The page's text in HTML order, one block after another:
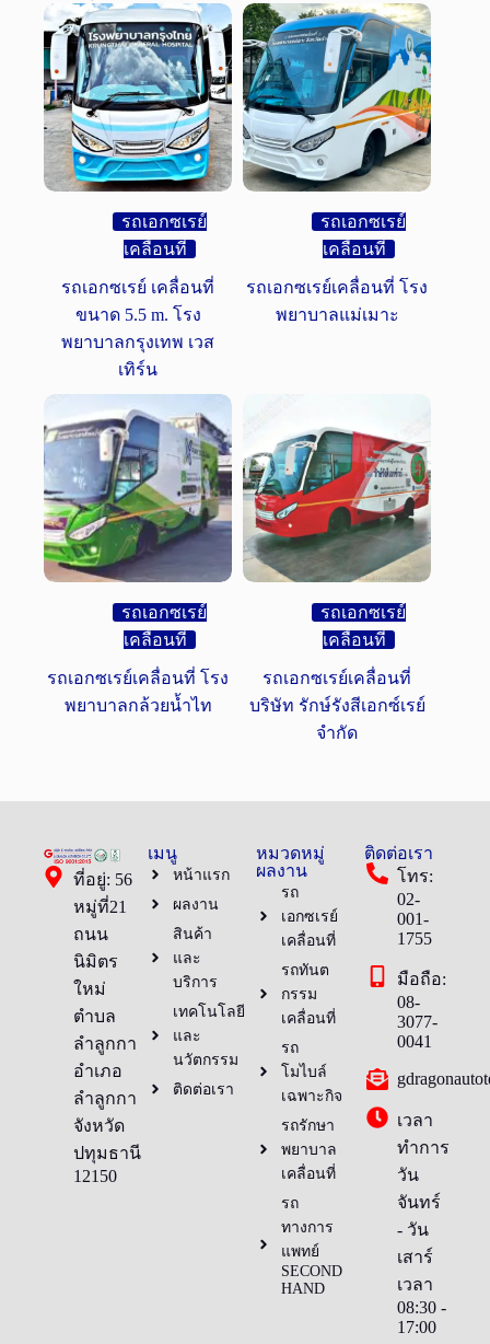
รถเอกซเรย์
เคลื่อนที่
รถเอกซเรย์ เคลื่อนที่
ขนาด 5.5 m. โรง
พยาบาลกรุงเทพ เวส
เทิร์น
รถเอกซเรย์
เคลื่อนที่
รถเอกซเรย์เคลื่อนที่ โรง
พยาบาลแม่เมาะ
รถเอกซเรย์
เคลื่อนที่
รถเอกซเรย์เคลื่อนที่ โรง
พยาบาลกล้วยน้ำไท
รถเอกซเรย์
เคลื่อนที่
รถเอกซเรย์เคลื่อนที่
บริษัท รักษ์รังสีเอกซ์เรย์
จำกัด
ที่อยู่: 56
หมู่ที่21
ถนน
นิมิตร
ใหม่
ตำบล
ลำลูกกา
อำเภอ
ลำลูกกา
จังหวัด
ปทุมธานี
12150
เมนู
หน้าแรก
ผลงาน
สินค้า
และ
บริการ
เทคโนโลยี
และ
นวัตกรรม
ติดต่อเรา
หมวดหมู่
ผลงาน
รถ
เอกซเรย์
เคลื่อนที่
รถทันต
กรรม
เคลื่อนที่
รถ
โมไบล์
เฉพาะกิจ
รถรักษา
พยาบาล
เคลื่อนที่
รถ
ทางการ
แพทย์
SECOND
HAND
ติดต่อเรา
โทร:
02-
001-
1755
มือถือ:
08-
3077-
0041
เวลา
ทำการ
วัน
จันทร์
- วัน
เสาร์
เวลา
08:30 -
17:00